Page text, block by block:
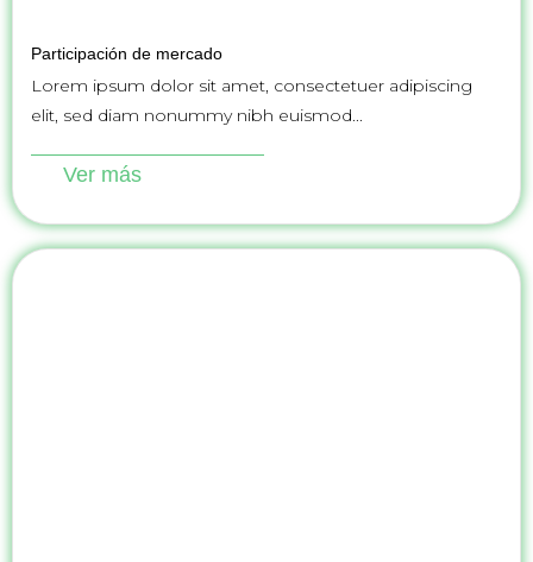
Participación de mercado
Lorem ipsum dolor sit amet, consectetuer adipiscing
elit, sed diam nonummy nibh euismod...
Ver más